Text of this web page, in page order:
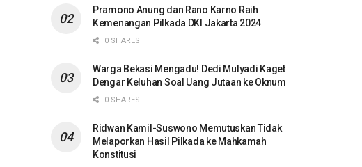
Pramono Anung dan Rano Karno Raih
Kemenangan Pilkada DKI Jakarta 2024
0 SHARES
Warga Bekasi Mengadu! Dedi Mulyadi Kaget
Dengar Keluhan Soal Uang Jutaan ke Oknum
0 SHARES
Ridwan Kamil-Suswono Memutuskan Tidak
Melaporkan Hasil Pilkada ke Mahkamah
Konstitusi